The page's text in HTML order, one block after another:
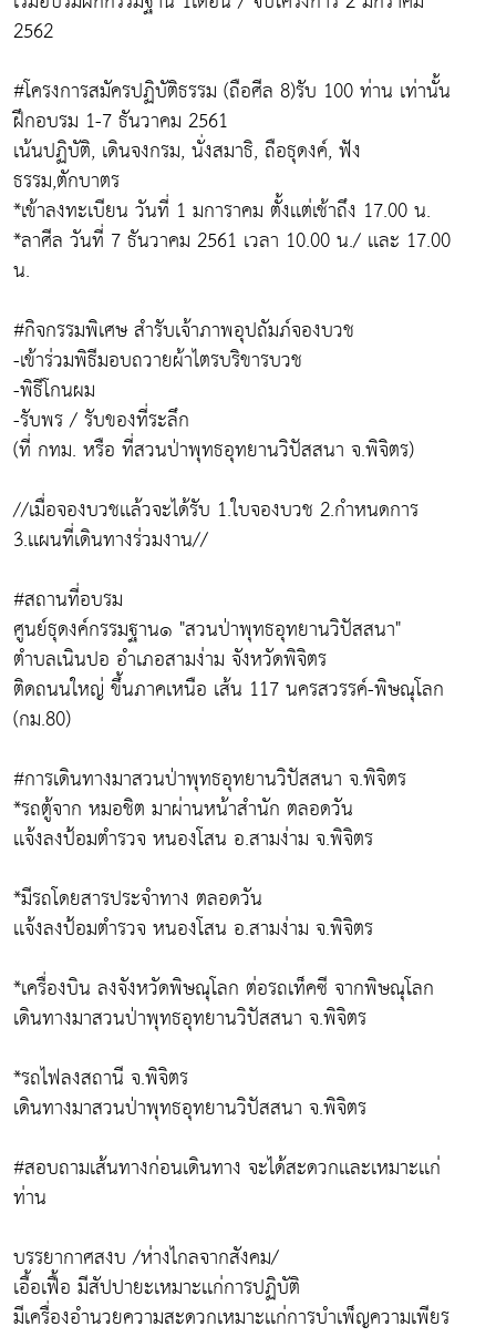
2562
#โครงการสมัครปฏิบัติธรรม (ถือศีล 8)รับ 100 ท่าน เท่านั้น
ฝึกอบรม 1-7 ธันวาคม 2561
เน้นปฏิบัติ, เดินจงกรม, นั่งสมาธิ, ถือธุดงค์, ฟัง
ธรรม,ตักบาตร
*เข้าลงทะเบียน วันที่ 1 มการาคม ตั้งเเต่เช้าถึง 17.00 น.
*ลาศีล วันที่ 7 ธันวาคม 2561 เวลา 10.00 น./ เเละ 17.00
น.
#กิจกรรมพิเศษ สำรับเจ้าภาพอุปถัมภ์จองบวช
-เข้าร่วมพิธีมอบถวายผ้าไตรบริขารบวช
-พิธีโกนผม
-รับพร / รับของที่ระลึก
(ที่ กทม. หรือ ที่สวนป่าพุทธอุทยานวิปัสสนา จ.พิจิตร)
//เมื่อจองบวชเเล้วจะได้รับ 1.ใบจองบวช 2.กำหนดการ
3.เเผนที่เดินทางร่วมงาน//
#สถานที่อบรม
ศูนย์ธุดงค์กรรมฐาน๑ "สวนป่าพุทธอุทยานวิปัสสนา"
ตำบลเนินปอ อำเภอสามง่าม จังหวัดพิจิตร
ติดถนนใหญ่ ขึ้นภาคเหนือ เส้น 117 นครสวรรค์-พิษณุโลก
(กม.80)
#การเดินทางมาสวนป่าพุทธอุทยานวิปัสสนา จ.พิจิตร
*รถตู้จาก หมอชิต มาผ่านหน้าสำนัก ตลอดวัน
เเจ้งลงป้อมตำรวจ หนองโสน อ.สามง่าม จ.พิจิตร
*มีรถโดยสารประจำทาง ตลอดวัน
เเจ้งลงป้อมตำรวจ หนองโสน อ.สามง่าม จ.พิจิตร
*เครื่องบิน ลงจังหวัดพิษณุโลก ต่อรถเท็คซี จากพิษณุโลก
เดินทางมาสวนป่าพุทธอุทยานวิปัสสนา จ.พิจิตร
*รถไฟลงสถานี จ.พิจิตร
เดินทางมาสวนป่าพุทธอุทยานวิปัสสนา จ.พิจิตร
#สอบถามเส้นทางก่อนเดินทาง จะได้สะดวกเเละเหมาะเเก่
ท่าน
บรรยากาศสงบ /ห่างไกลจากสังคม/
เอื้อเฟื้อ มีสัปปายะเหมาะเเก่การปฏิบัติ
มีเครื่องอำนวยความสะดวกเหมาะเเก่การบำเพ็ญความเพียร